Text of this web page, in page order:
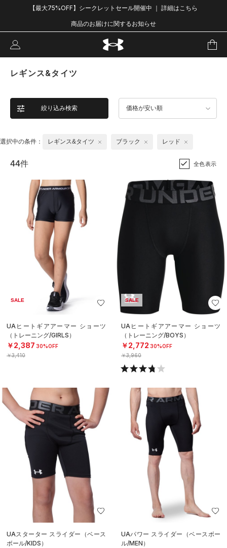
【最大75%OFF】シークレットセール開催中 ｜ 詳細はこちら
商品のお届けに関するお知らせ
レギンス&タイツ
絞り込み検索 価格が安い順
選択中の条件： レギンス&タイツ ブラック レッド
44件 全色表示
SALE
UAヒートギアアーマー ショーツ
（トレーニング/GIRLS）
￥2,387 30%OFF
￥3,410
SALE
UAヒートギアアーマー ショーツ
（トレーニング/BOYS）
￥2,772 30%OFF
￥3,960
UAスターター スライダー（ベース
ボール/KIDS）
UAパワー スライダー（ベースボー
ル/MEN）